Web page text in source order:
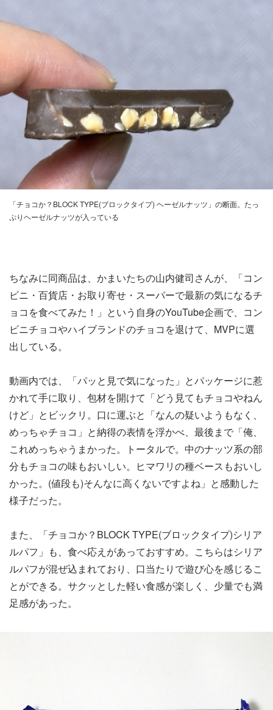
「チョコか？BLOCK TYPE(ブロックタイプ) ヘーゼルナッツ」の断面。たっ
ぷりヘーゼルナッツが入っている
ちなみに同商品は、かまいたちの山内健司さんが、「コン
ビニ・百貨店・お取り寄せ・スーパーで最新の気になるチ
ョコを食べてみた！」という自身のYouTube企画で、コン
ビニチョコやハイブランドのチョコを退けて、MVPに選
出している。
動画内では、「パッと見で気になった」とパッケージに惹
かれて手に取り、包材を開けて「どう見てもチョコやねん
けど」とビックリ。口に運ぶと「なんの疑いようもなく、
めっちゃチョコ」と納得の表情を浮かべ、最後まで「俺、
これめっちゃうまかった。トータルで。中のナッツ系の部
分もチョコの味もおいしい。ヒマワリの種ベースもおいし
かった。(値段も)そんなに高くないですよね」と感動した
様子だった。
また、「チョコか？BLOCK TYPE(ブロックタイプ)シリア
ルパフ」も、食べ応えがあっておすすめ。こちらはシリア
ルパフが混ぜ込まれており、口当たりで遊び心を感じるこ
とができる。サクッとした軽い食感が楽しく、少量でも満
足感があった。